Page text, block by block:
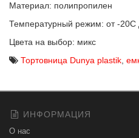
Материал: полипропилен
Температурный режим: от -20С
Цвета на выбор: микс
Тортовница Dunya plastik
ИНФОРМАЦИЯ
О нас